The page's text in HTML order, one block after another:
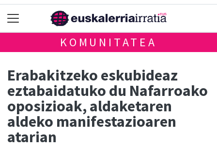
KOMUNITATEA
Erabakitzeko eskubideaz
eztabaidatuko du Nafarroako
oposizioak, aldaketaren
aldeko manifestazioaren
atarian